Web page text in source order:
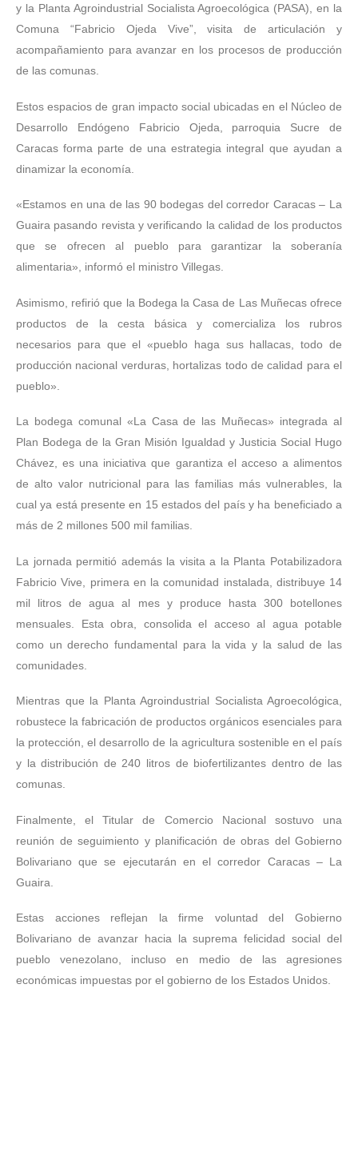
y la Planta Agroindustrial Socialista Agroecológica (PASA), en la
Comuna “Fabricio Ojeda Vive”, visita de articulación y
acompañamiento para avanzar en los procesos de producción
de las comunas.
Estos espacios de gran impacto social ubicadas en el Núcleo de
Desarrollo Endógeno Fabricio Ojeda, parroquia Sucre de
Caracas forma parte de una estrategia integral que ayudan a
dinamizar la economía.
«Estamos en una de las 90 bodegas del corredor Caracas – La
Guaira pasando revista y verificando la calidad de los productos
que se ofrecen al pueblo para garantizar la soberanía
alimentaria», informó el ministro Villegas.
Asimismo, refirió que la Bodega la Casa de Las Muñecas ofrece
productos de la cesta básica y comercializa los rubros
necesarios para que el «pueblo haga sus hallacas, todo de
producción nacional verduras, hortalizas todo de calidad para el
pueblo».
La bodega comunal «La Casa de las Muñecas» integrada al
Plan Bodega de la Gran Misión Igualdad y Justicia Social Hugo
Chávez, es una iniciativa que garantiza el acceso a alimentos
de alto valor nutricional para las familias más vulnerables, la
cual ya está presente en 15 estados del país y ha beneficiado a
más de 2 millones 500 mil familias.
La jornada permitió además la visita a la Planta Potabilizadora
Fabricio Vive, primera en la comunidad instalada, distribuye 14
mil litros de agua al mes y produce hasta 300 botellones
mensuales. Esta obra, consolida el acceso al agua potable
como un derecho fundamental para la vida y la salud de las
comunidades.
Mientras que la Planta Agroindustrial Socialista Agroecológica,
robustece la fabricación de productos orgánicos esenciales para
la protección, el desarrollo de la agricultura sostenible en el país
y la distribución de 240 litros de biofertilizantes dentro de las
comunas.
Finalmente, el Titular de Comercio Nacional sostuvo una
reunión de seguimiento y planificación de obras del Gobierno
Bolivariano que se ejecutarán en el corredor Caracas – La
Guaira.
Estas acciones reflejan la firme voluntad del Gobierno
Bolivariano de avanzar hacia la suprema felicidad social del
pueblo venezolano, incluso en medio de las agresiones
económicas impuestas por el gobierno de los Estados Unidos.